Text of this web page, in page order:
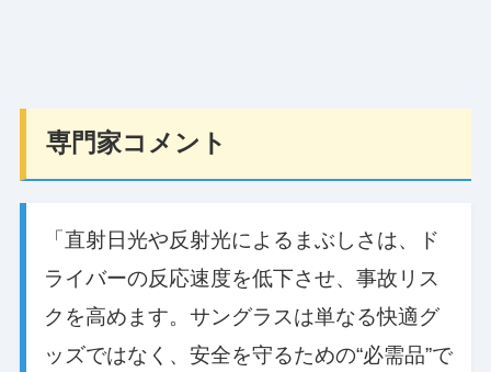
専門家コメント
「直射日光や反射光によるまぶしさは、ド
ライバーの反応速度を低下させ、事故リス
クを高めます。サングラスは単なる快適グ
ッズではなく、安全を守るための“必需品”で